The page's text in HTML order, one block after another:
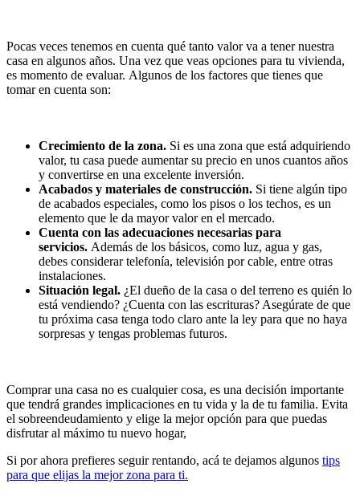
Pocas veces tenemos en cuenta qué tanto valor va a tener nuestra
casa en algunos años. Una vez que veas opciones para tu vivienda,
es momento de evaluar. Algunos de los factores que tienes que
tomar en cuenta son:
Crecimiento de la zona. Si es una zona que está adquiriendo
valor, tu casa puede aumentar su precio en unos cuantos años
y convertirse en una excelente inversión.
Acabados y materiales de construcción. Si tiene algún tipo
de acabados especiales, como los pisos o los techos, es un
elemento que le da mayor valor en el mercado.
Cuenta con las adecuaciones necesarias para
servicios. Además de los básicos, como luz, agua y gas,
debes considerar telefonía, televisión por cable, entre otras
instalaciones.
Situación legal. ¿El dueño de la casa o del terreno es quién lo
está vendiendo? ¿Cuenta con las escrituras? Asegúrate de que
tu próxima casa tenga todo claro ante la ley para que no haya
sorpresas y tengas problemas futuros.
Comprar una casa no es cualquier cosa, es una decisión importante
que tendrá grandes implicaciones en tu vida y la de tu familia. Evita
el sobreendeudamiento y elige la mejor opción para que puedas
disfrutar al máximo tu nuevo hogar,
Si por ahora prefieres seguir rentando, acá te dejamos algunos tips
para que elijas la mejor zona para ti.